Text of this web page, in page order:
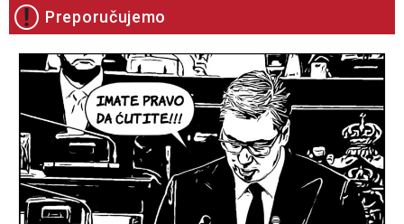
Preporučujemo